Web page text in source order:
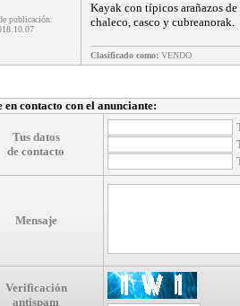
publicación:
Kayak con típicos arañazos
chaleco, casco y cubreanorak.
Clasificado como:VENDO
en contacto con el anunciante:
Tus datos
de contacto
Mensaje
Verificación
antispam